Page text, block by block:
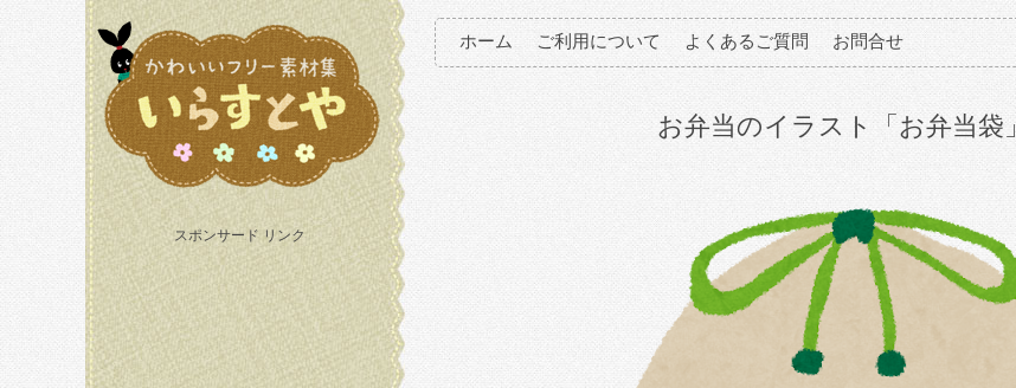
スポンサード リンク
ホーム ご利用について よくあるご質問 お問合せ
お弁当のイラスト「お弁当袋」